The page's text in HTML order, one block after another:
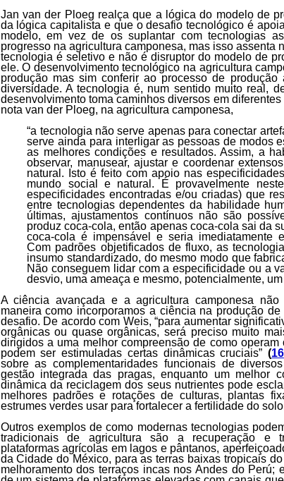
Jan van der Ploeg realça que a lógica do modelo de
da lógica capitalista e que o desafio tecnológico é
modelo, em vez de os suplantar com tecnologias
progresso na agricultura camponesa, mas isso assenta
tecnologia é seletivo e não é disruptor do modelo de
ele. O desenvolvimento tecnológico na agricultura
produção mas sim conferir ao processo de
diversidade. A tecnologia é, num sentido muito real,
desenvolvimento toma caminhos diversos em
nota van der Ploeg, na agricultura camponesa,
“a tecnologia não serve apenas para conectar
serve ainda para interligar as pessoas de modos
as melhores condições e resultados. Assim, a
observar, manusear, ajustar e coordenar
natural. Isto é feito com apoio nas
mundo social e natural. É provavelmente
especificidades encontradas e/ou criadas) que
entre tecnologias dependentes da habilidade
últimas, ajustamentos contínuos não são
produz coca-cola, então apenas coca-cola sai da
coca-cola é impensável e seria imediatamente
Com padrões objetificados de fluxo, as
insumo standardizado, do mesmo modo que
Não conseguem lidar com a especificidade ou a
desvio, uma ameaça e mesmo, potencialmente,
A ciência avançada e a agricultura camponesa
maneira como incorporamos a ciência na produção
desafio. De acordo com Weis, “para aumentar
orgânicas ou quase orgânicas, será preciso muito
dirigidos a uma melhor compreensão de como
podem ser estimuladas certas dinâmicas cruciais”(16
sobre as complementaridades funcionais de
gestão integrada das pragas, enquanto um melhor
dinâmica da reciclagem dos seus nutrientes pode
melhores padrões e rotações de culturas, plantas
estrumes verdes usar para fortalecer a fertilidade do solo
Outros exemplos de como modernas tecnologias
tradicionais de agricultura são a recuperação e
plataformas agrícolas em lagos e pântanos,
da Cidade do México, para as terras baixas tropicais
melhoramento dos terraços incas nos Andes do Perú;